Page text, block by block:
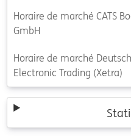
Horaire de marché CATS
GmbH
Horaire de marché
Electronic Trading (Xetra)